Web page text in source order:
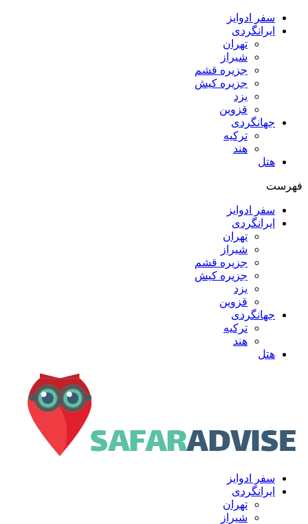
سفر ادوایز
ایرانگردی
تهران
شیراز
جزیره قشم
جزیره کیش
یزد
قزوین
جهانگردی
ترکیه
هند
هتل
فهرست
سفر ادوایز
ایرانگردی
تهران
شیراز
جزیره قشم
جزیره کیش
یزد
قزوین
جهانگردی
ترکیه
هند
هتل
سفر ادوایز
ایرانگردی
تهران
شیراز